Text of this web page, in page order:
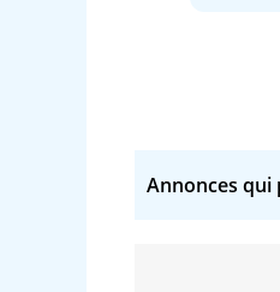
Annonces